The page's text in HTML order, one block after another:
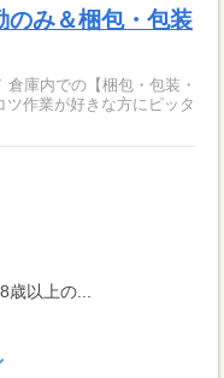
み＆梱包・包装
庫内での【梱包・包装・
作業が好きな方にピッタ
以上の...